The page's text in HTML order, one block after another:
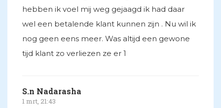
hebben ik voel mij weg gejaagd ik had daar
wel een betalende klant kunnen zijn . Nu wil ik
nog geen eens meer. Was altijd een gewone
tijd klant zo verliezen ze er 1
S.n Nadarasha
1 mrt, 21:43